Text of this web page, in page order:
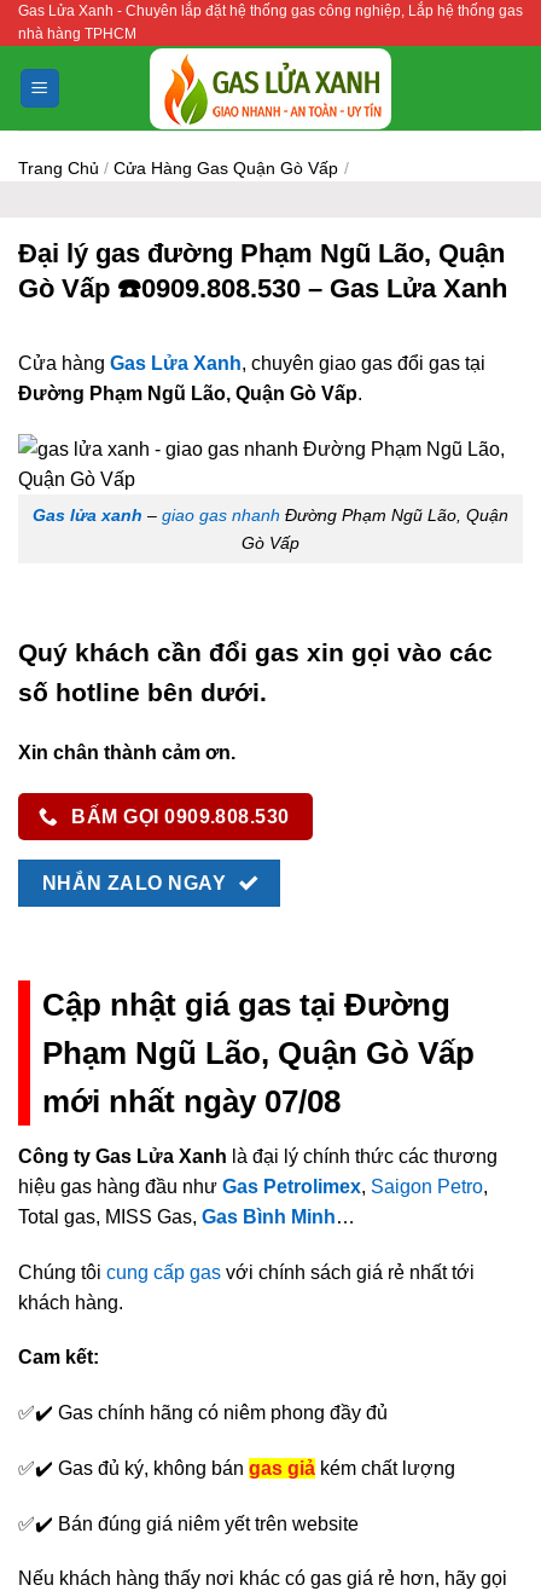
Bỏ
qua
nội
dung
Gas Lửa Xanh - Chuyên lắp đặt hệ thống gas công nghiệp, Lắp hệ thống gas
nhà hàng TPHCM
Trang Chủ / Cửa Hàng Gas Quận Gò Vấp /
Đại lý gas đường Phạm Ngũ Lão, Quận
Gò Vấp ☎️0909.808.530 – Gas Lửa Xanh
Cửa hàng Gas Lửa Xanh, chuyên giao gas đổi gas tại
Đường Phạm Ngũ Lão, Quận Gò Vấp.
Gas lửa xanh – giao gas nhanh Đường Phạm Ngũ Lão, Quận
Gò Vấp
Quý khách cần đổi gas xin gọi vào các
số hotline bên dưới.
Xin chân thành cảm ơn.
BẤM GỌI 0909.808.530
NHẮN ZALO NGAY
Cập nhật giá gas tại Đường
Phạm Ngũ Lão, Quận Gò Vấp
mới nhất ngày 07/08
Công ty Gas Lửa Xanh là đại lý chính thức các thương
hiệu gas hàng đầu như Gas Petrolimex, Saigon Petro,
Total gas, MISS Gas, Gas Bình Minh…
Chúng tôi cung cấp gas với chính sách giá rẻ nhất tới
khách hàng.
Cam kết:
✅✔️ Gas chính hãng có niêm phong đầy đủ
✅✔️ Gas đủ ký, không bán gas giả kém chất lượng
✅✔️ Bán đúng giá niêm yết trên website
Nếu khách hàng thấy nơi khác có gas giá rẻ hơn, hãy gọi